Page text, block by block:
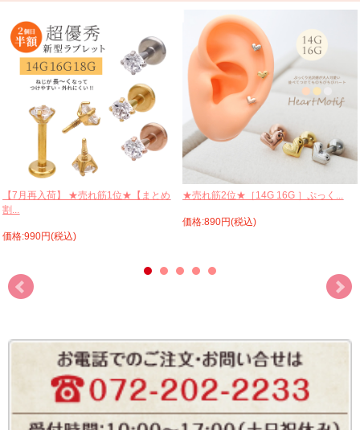
【7月再入荷】 ★売れ筋1位★【まとめ
割...
価格:990円(税込)
★売れ筋2位★［14G 16G ］ぷっく...
価格:890円(税込)